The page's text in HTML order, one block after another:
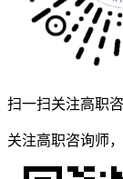
扫一扫关注高职
关注高职咨询师